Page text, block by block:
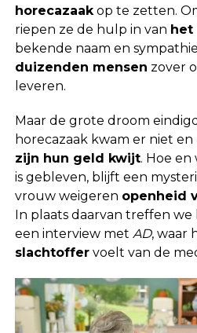
horecazaakop te zetten.
riepen ze de hulp in van het
bekende naam en
duizenden mensen zover
leveren.
Maar de grote droom
horecazaak kwam er niet en
zijn hun geld kwijt. Hoe en
is gebleven, blijft een
vrouw weigeren openheid
In plaats daarvan treffen
een interview met AD, waar
slachtoffervoelt van de